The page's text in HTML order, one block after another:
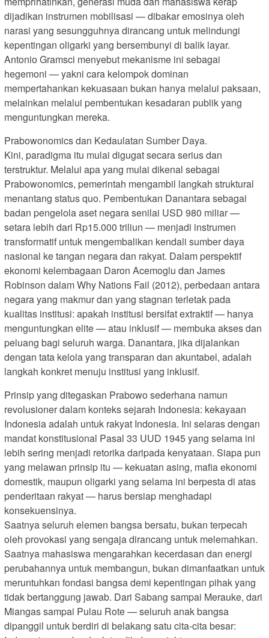
dijadikan instrumen mobilisasi — dibakar emosinya oleh
narasi yang sesungguhnya dirancang untuk melindungi
kepentingan oligarki yang bersembunyi di balik layar.
Antonio Gramsci menyebut mekanisme ini sebagai
hegemoni — yakni cara kelompok dominan
mempertahankan kekuasaan bukan hanya melalui paksaan,
melainkan melalui pembentukan kesadaran publik yang
menguntungkan mereka.
Prabowonomics dan Kedaulatan Sumber Daya.
Kini, paradigma itu mulai digugat secara serius dan
terstruktur. Melalui apa yang mulai dikenal sebagai
Prabowonomics, pemerintah mengambil langkah struktural
menantang status quo. Pembentukan Danantara sebagai
badan pengelola aset negara senilai USD 980 miliar —
setara lebih dari Rp15.000 triliun — menjadi instrumen
transformatif untuk mengembalikan kendali sumber daya
nasional ke tangan negara dan rakyat. Dalam perspektif
ekonomi kelembagaan Daron Acemoglu dan James
Robinson dalam Why Nations Fail (2012), perbedaan antara
negara yang makmur dan yang stagnan terletak pada
kualitas institusi: apakah institusi bersifat extraktif — hanya
menguntungkan elite — atau inklusif — membuka akses dan
peluang bagi seluruh warga. Danantara, jika dijalankan
dengan tata kelola yang transparan dan akuntabel, adalah
langkah konkret menuju institusi yang inklusif.
Prinsip yang ditegaskan Prabowo sederhana namun
revolusioner dalam konteks sejarah Indonesia: kekayaan
Indonesia adalah untuk rakyat Indonesia. Ini selaras dengan
mandat konstitusional Pasal 33 UUD 1945 yang selama ini
lebih sering menjadi retorika daripada kenyataan. Siapa pun
yang melawan prinsip itu — kekuatan asing, mafia ekonomi
domestik, maupun oligarki yang selama ini berpesta di atas
penderitaan rakyat — harus bersiap menghadapi
konsekuensinya.
Saatnya seluruh elemen bangsa bersatu, bukan terpecah
oleh provokasi yang sengaja dirancang untuk melemahkan.
Saatnya mahasiswa mengarahkan kecerdasan dan energi
perubahannya untuk membangun, bukan dimanfaatkan untuk
meruntuhkan fondasi bangsa demi kepentingan pihak yang
tidak bertanggung jawab. Dari Sabang sampai Merauke, dari
Miangas sampai Pulau Rote — seluruh anak bangsa
dipanggil untuk berdiri di belakang satu cita-cita besar: